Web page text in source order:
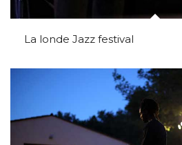
La londe Jazz festival